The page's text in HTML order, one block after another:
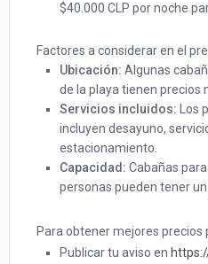
$40.000 CLP por noche
Factores a considerar en el
Ubicación: Algunas
de la playa tienen precios
Servicios incluidos: Los
incluyen desayuno,
estacionamiento.
Capacidad: Cabañas
personas pueden tener
Para obtener mejores precios
Publicar tu aviso en